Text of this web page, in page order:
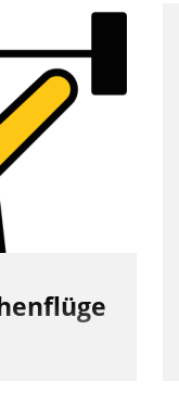
bereit:
gehen
auf
festgelegte